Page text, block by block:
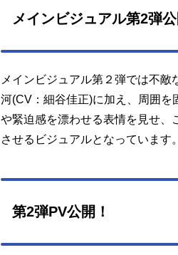
kシリー
ン：
メインビジュアル第2弾公
メインビジュアル第２弾では不
河(CV：細谷佳正)に加え、周囲
や緊迫感を漂わせる表情を見せ、
させるビジュアルとなっています。
第2弾PV公開！